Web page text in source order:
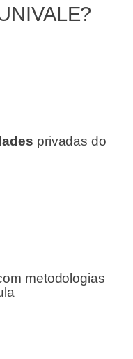
privadas do
metodologias